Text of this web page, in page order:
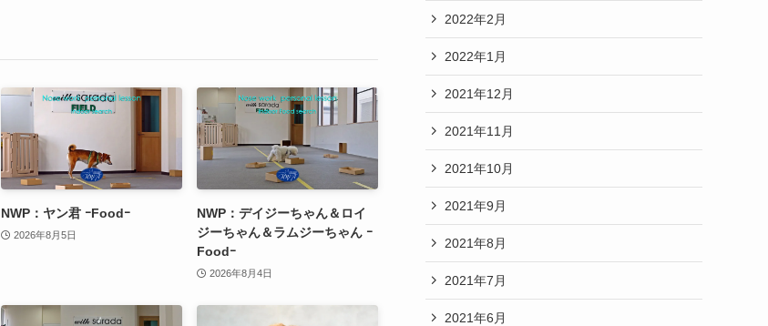
NWP：ヤン君 ｰFoodｰ
2026年8月5日
NWP：デイジーちゃん＆ロイ
ジーちゃん＆ラムジーちゃん ｰ
Foodｰ
2026年8月4日
2022年2月
2022年1月
2021年12月
2021年11月
2021年10月
2021年9月
2021年8月
2021年7月
2021年6月